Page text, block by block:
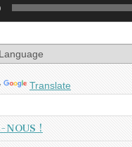
Translate
NOUS !